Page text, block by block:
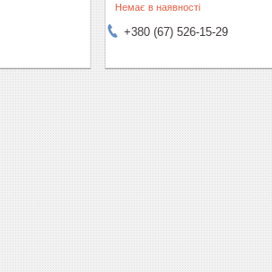
Немає в наявності
+380 (67) 526-15-29